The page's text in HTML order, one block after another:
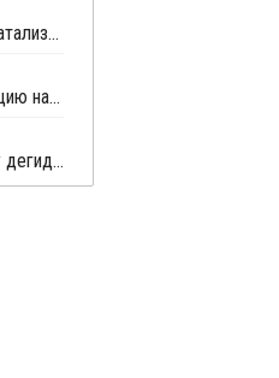
Clariant заключила контракт на поставку катализаторов с компанией Wanhua Chemical
Qixiang Tengda получила тестовую продукцию на линии №2 по выпуску малеинового ангидрида в Китае
Qixiang Tengda запустила новую установку дегидрирования пропана в Китае